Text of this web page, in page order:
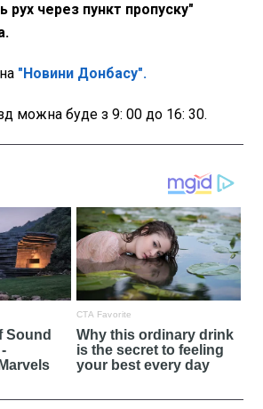
через пункт пропуску"
"Новини Донбасу".
можна буде з 9: 00 до 16: 30.